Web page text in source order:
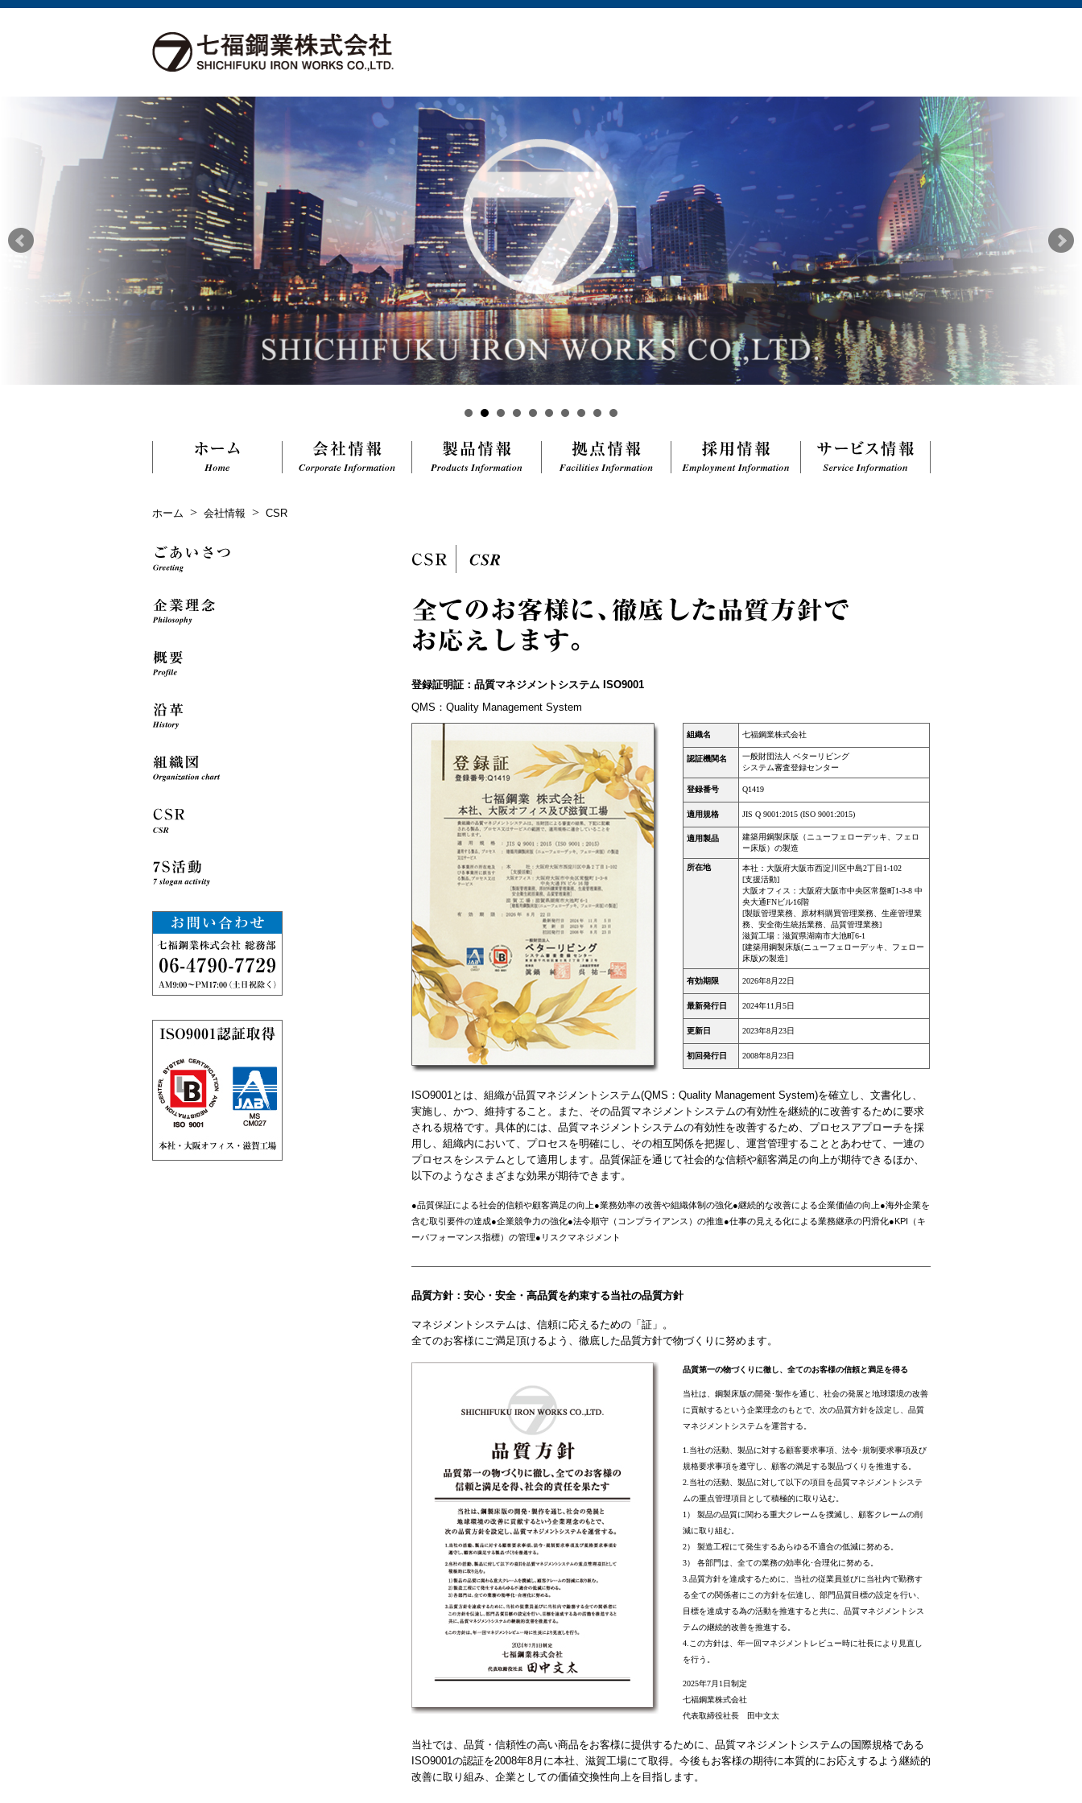
ホーム > 会社情報 > CSR
登録証明証：品質マネジメントシステム ISO9001
QMS：Quality Management System
組織名 七福鋼業株式会社
認証機関名
一般財団法人 ベターリビング
システム審査登録センター
登録番号 Q1419
適用規格 JIS Q 9001:2015 (ISO 9001:2015)
適用製品
建築用鋼製床版（ニューフェローデッキ、フェロ
ー床版）の製造
所在地
本社：大阪府大阪市西淀川区中島2丁目1-102
[支援活動]
大阪オフィス：大阪府大阪市中央区常盤町1-3-8 中
央大通FNビル16階
[製販管理業務、原材料購買管理業務、生産管理業
務、安全衛生統括業務、品質管理業務]
滋賀工場：滋賀県湖南市大池町6-1
[建築用鋼製床版(ニューフェローデッキ、フェロー
床版)の製造]
有効期限 2026年8月22日
最新発行日 2024年11月5日
更新日 2023年8月23日
初回発行日 2008年8月23日
ISO9001とは、組織が品質マネジメントシステム(QMS：Quality Management System)を確立し、文書化し、
実施し、かつ、維持すること。また、その品質マネジメントシステムの有効性を継続的に改善するために要求
される規格です。具体的には、品質マネジメントシステムの有効性を改善するため、プロセスアプローチを採
用し、組織内において、プロセスを明確にし、その相互関係を把握し、運営管理することとあわせて、一連の
プロセスをシステムとして適用します。品質保証を通じて社会的な信頼や顧客満足の向上が期待できるほか、
以下のようなさまざまな効果が期待できます。
●品質保証による社会的信頼や顧客満足の向上●業務効率の改善や組織体制の強化●継続的な改善による企業価値の向上●海外企業を
含む取引要件の達成●企業競争力の強化●法令順守（コンプライアンス）の推進●仕事の見える化による業務継承の円滑化●KPI（キ
ーパフォーマンス指標）の管理●リスクマネジメント
品質方針：安心・安全・高品質を約束する当社の品質方針
マネジメントシステムは、信頼に応えるための「証」。
全てのお客様にご満足頂けるよう、徹底した品質方針で物づくりに努めます。
品質第一の物づくりに徹し、全てのお客様の信頼と満足を得る
当社は、鋼製床版の開発･製作を通じ、社会の発展と地球環境の改善
に貢献するという企業理念のもとで、次の品質方針を設定し、品質
マネジメントシステムを運営する。
1.当社の活動、製品に対する顧客要求事項、法令･規制要求事項及び
規格要求事項を遵守し、顧客の満足する製品づくりを推進する。
2.当社の活動、製品に対して以下の項目を品質マネジメントシステ
ムの重点管理項目として積極的に取り込む。
1） 製品の品質に関わる重大クレームを撲滅し、顧客クレームの削
減に取り組む。
2） 製造工程にて発生するあらゆる不適合の低減に努める。
3） 各部門は、全ての業務の効率化･合理化に努める。
3.品質方針を達成するために、当社の従業員並びに当社内で勤務す
る全ての関係者にこの方針を伝達し、部門品質目標の設定を行い、
目標を達成する為の活動を推進すると共に、品質マネジメントシス
テムの継続的改善を推進する。
4.この方針は、年一回マネジメントレビュー時に社長により見直し
を行う。
2025年7月1日制定
七福鋼業株式会社
代表取締役社長 田中文太
当社では、品質・信頼性の高い商品をお客様に提供するために、品質マネジメントシステムの国際規格である
ISO9001の認証を2008年8月に本社、滋賀工場にて取得。今後もお客様の期待に本質的にお応えするよう継続的
改善に取り組み、企業としての価値交換性向上を目指します。